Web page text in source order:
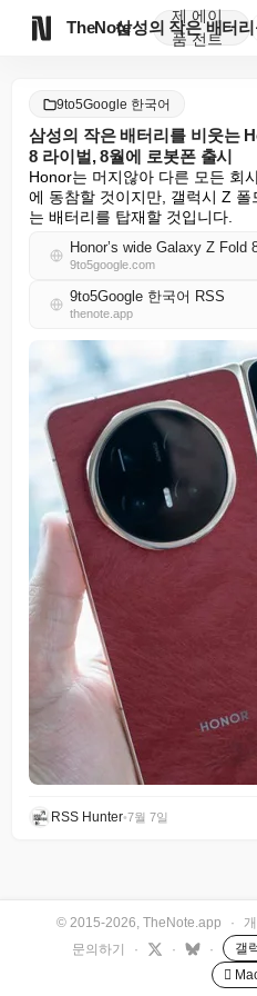
TheNote
제
품
에이
전트
9to5Google 한국어
삼성의 작은 배터리를 비웃는
8 라이벌, 8월에 로봇폰 출시
Honor는 머지않아 다른 모든 회
에 동참할 것이지만, 갤럭시 Z
는 배터리를 탑재할 것입니다.
9to5google.com
9to5Google 한국어 RSS
thenote.app
RSS Hunter•7월 7일
© 2015-2026, TheNote.app ·
문의하기
· · · 갤
